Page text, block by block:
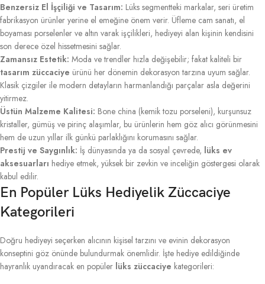
Benzersiz El İşçiliği ve Tasarım: Lüks segmentteki markalar, seri üretim
fabrikasyon ürünler yerine el emeğine önem verir. Üfleme cam sanatı, el
boyaması porselenler ve altın varak işçilikleri, hediyeyi alan kişinin kendisini
son derece özel hissetmesini sağlar.
Zamansız Estetik: Moda ve trendler hızla değişebilir; fakat kaliteli bir
tasarım züccaciye ürünü her dönemin dekorasyon tarzına uyum sağlar.
Klasik çizgiler ile modern detayların harmanlandığı parçalar asla değerini
yitirmez.
Üstün Malzeme Kalitesi: Bone china (kemik tozu porseleni), kurşunsuz
kristaller, gümüş ve pirinç alaşımlar, bu ürünlerin hem göz alıcı görünmesini
hem de uzun yıllar ilk günkü parlaklığını korumasını sağlar.
Prestij ve Saygınlık: İş dünyasında ya da sosyal çevrede, lüks ev
aksesuarları hediye etmek, yüksek bir zevkin ve inceliğin göstergesi olarak
kabul edilir.
En Popüler Lüks Hediyelik Züccaciye
Kategorileri
Doğru hediyeyi seçerken alıcının kişisel tarzını ve evinin dekorasyon
konseptini göz önünde bulundurmak önemlidir. İşte hediye edildiğinde
hayranlık uyandıracak en popüler lüks züccaciye kategorileri: